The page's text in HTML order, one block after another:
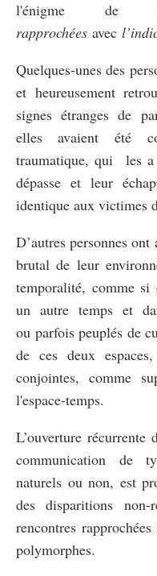
l'énigme
rapprochées avec
Quelques-unes des
et heureusement
signes étranges de
elles avaient été
traumatique, qui les a
dépasse et leur
identique aux victimes
D’autres personnes
brutal de leur
temporalité, comme si
un autre temps et
ou parfois peuplés de
de ces deux
conjointes, comme
l'espace-temps.
L’ouverture
communication de
naturels ou non, est
des disparitions non-
rencontres
polymorphes.